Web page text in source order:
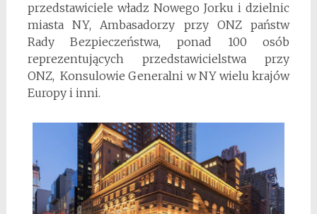
przedstawiciele władz Nowego Jorku i dzielnic
miasta NY, Ambasadorzy przy ONZ państw
Rady Bezpieczeństwa, ponad 100 osób
reprezentujących przedstawicielstwa przy
ONZ, Konsulowie Generalni w NY wielu krajów
Europy i inni.